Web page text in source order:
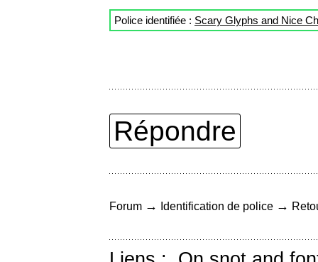
Police identifiée : Scary Glyphs and Nice
Répondre
Forum → Identification de police →